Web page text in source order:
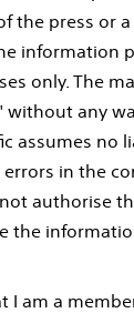
the press or
information
only. The
without any
assumes no
errors in the
authorise
the
I am a
Mass., 15.
(NYSE:
Übernahme
Read